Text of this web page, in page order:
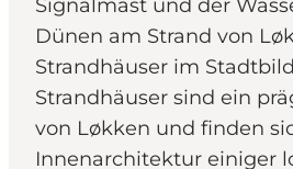
Signalmast und der
Dünen am Strand von
Strandhäuser im
Strandhäuser sind ein
von Løkken und finden
Innenarchitektur einiger